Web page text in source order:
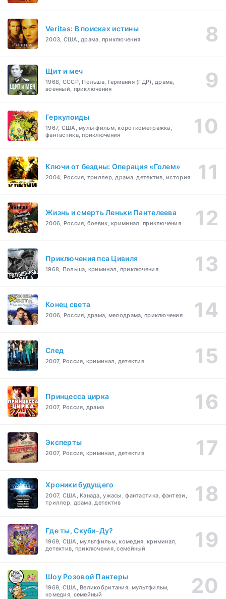
Veritas: В поисках истины
2003, США, драма, приключения
Щит и меч
1968, СССР, Польша, Германия (ГДР), драма,
военный, приключения
Геркулоиды
1967, США, мультфильм, короткометражка,
фантастика, приключения
Ключи от бездны: Операция «Голем»
2004, Россия, триллер, драма, детектив, история
Жизнь и смерть Леньки Пантелеева
2006, Россия, боевик, криминал, приключения
Приключения пса Цивиля
1968, Польша, криминал, приключения
Конец света
2006, Россия, драма, мелодрама, приключения
След
2007, Россия, криминал, детектив
Принцесса цирка
2007, Россия, драма
Эксперты
2007, Россия, криминал, детектив
Хроники будущего
2007, США, Канада, ужасы, фантастика, фэнтези,
триллер, драма, детектив
Где ты, Скуби-Ду?
1969, США, мультфильм, комедия, криминал,
детектив, приключения, семейный
Шоу Розовой Пантеры
1969, США, Великобритания, мультфильм,
комедия, семейный